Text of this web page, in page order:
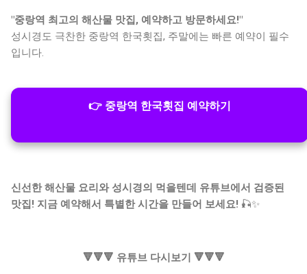
"중랑역 최고의 해산물 맛집, 예약하고 방문하세요!"
성시경도 극찬한 중랑역 한국횟집, 주말에는 빠른 예약이 필수
입니다.
👉 중랑역 한국횟집 예약하기
신선한 해산물 요리와 성시경의 먹을텐데 유튜브에서 검증된
맛집! 지금 예약해서 특별한 시간을 만들어 보세요! 🎣✨
🔻🔻🔻 유튜브 다시보기 🔻🔻🔻